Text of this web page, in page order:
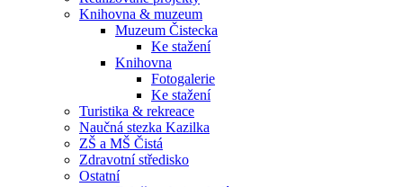
Knihovna & muzeum
Muzeum Čistecka
Ke stažení
Knihovna
Fotogalerie
Ke stažení
Turistika & rekreace
Naučná stezka Kazilka
ZŠ a MŠ Čistá
Zdravotní středisko
Ostatní